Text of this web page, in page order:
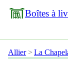
Boîtes à
Allier La